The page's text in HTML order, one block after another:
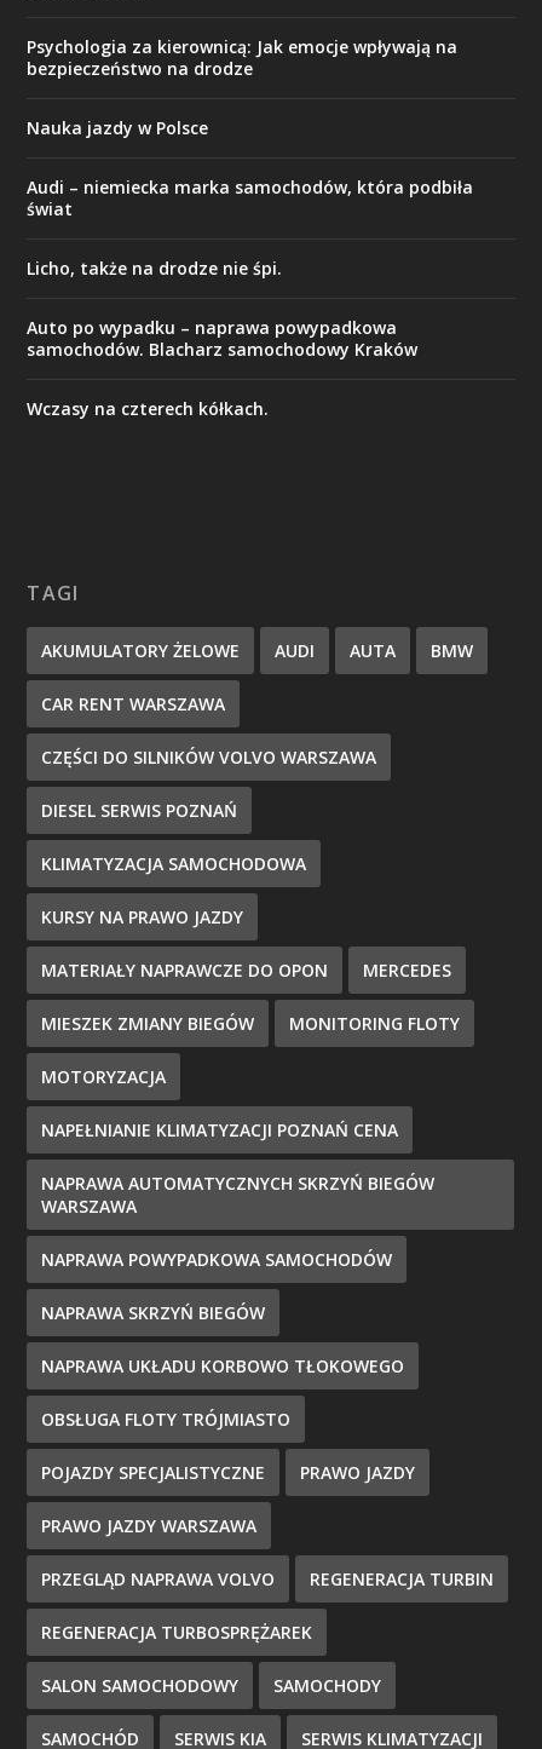
Psychologia za kierownicą: Jak emocje wpływają na
bezpieczeństwo na drodze
Nauka jazdy w Polsce
Audi – niemiecka marka samochodów, która podbiła
świat
Licho, także na drodze nie śpi.
Auto po wypadku – naprawa powypadkowa
samochodów. Blacharz samochodowy Kraków
Wczasy na czterech kółkach.
TAGI
AKUMULATORY ŻELOWE AUDI AUTA BMW
CAR RENT WARSZAWA
CZĘŚCI DO SILNIKÓW VOLVO WARSZAWA
DIESEL SERWIS POZNAŃ
KLIMATYZACJA SAMOCHODOWA
KURSY NA PRAWO JAZDY
MATERIAŁY NAPRAWCZE DO OPON MERCEDES
MIESZEK ZMIANY BIEGÓW MONITORING FLOTY
MOTORYZACJA
NAPEŁNIANIE KLIMATYZACJI POZNAŃ CENA
NAPRAWA AUTOMATYCZNYCH SKRZYŃ BIEGÓW
WARSZAWA
NAPRAWA POWYPADKOWA SAMOCHODÓW
NAPRAWA SKRZYŃ BIEGÓW
NAPRAWA UKŁADU KORBOWO TŁOKOWEGO
OBSŁUGA FLOTY TRÓJMIASTO
POJAZDY SPECJALISTYCZNE PRAWO JAZDY
PRAWO JAZDY WARSZAWA
PRZEGLĄD NAPRAWA VOLVO REGENERACJA TURBIN
REGENERACJA TURBOSPRĘŻAREK
SALON SAMOCHODOWY SAMOCHODY
SAMOCHÓD SERWIS KIA SERWIS KLIMATYZACJI